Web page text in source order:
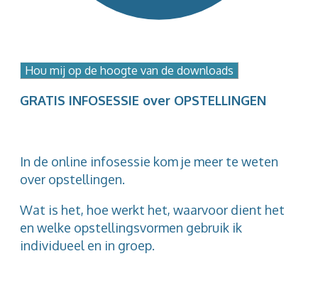
Hou mij op de hoogte van de downloads
GRATIS INFOSESSIE over OPSTELLINGEN
In de online infosessie kom je meer te weten
over opstellingen.
Wat is het, hoe werkt het, waarvoor dient het
en welke opstellingsvormen gebruik ik
individueel en in groep.